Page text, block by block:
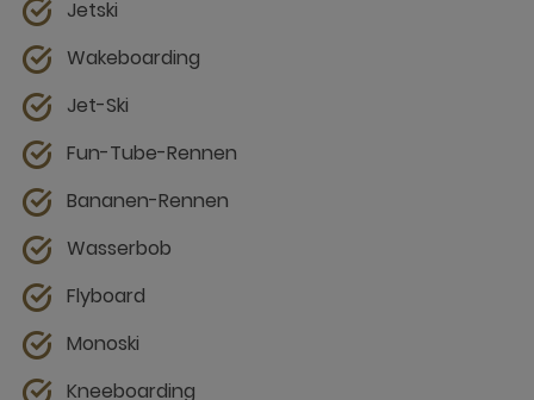
Jetski
Wakeboarding
Jet-Ski
Fun-Tube-Rennen
Bananen-Rennen
Wasserbob
Flyboard
Monoski
Kneeboarding